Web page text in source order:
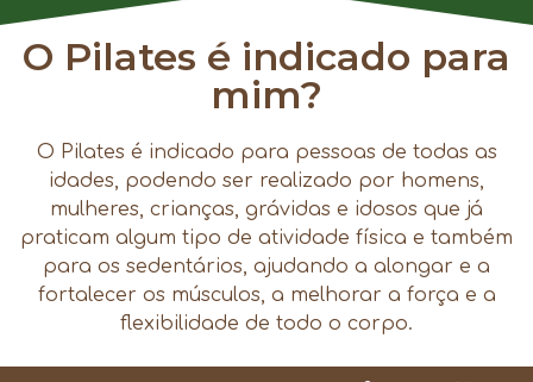
O Pilates é indicado para
mim?
O Pilates é indicado para pessoas de todas as
idades, podendo ser realizado por homens,
mulheres, crianças, grávidas e idosos que já
praticam algum tipo de atividade física e também
para os sedentários, ajudando a alongar e a
fortalecer os músculos, a melhorar a força e a
flexibilidade de todo o corpo.